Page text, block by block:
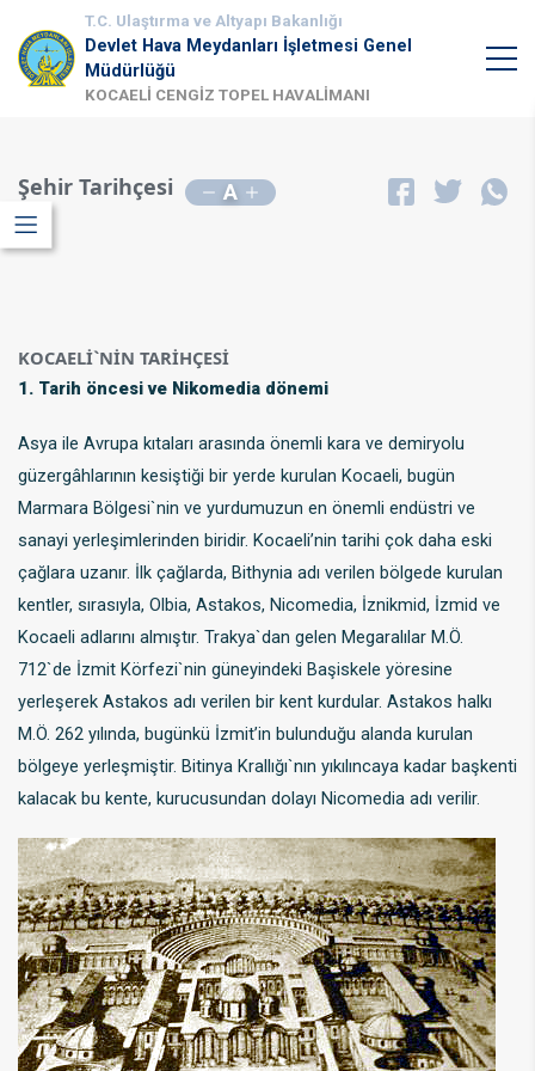
T.C. Ulaştırma ve Altyapı Bakanlığı
Devlet Hava Meydanları İşletmesi Genel
Müdürlüğü
KOCAELİ CENGİZ TOPEL HAVALİMANI
Şehir Tarihçesi A
KOCAELİ`NİN TARİHÇESİ
1. Tarih öncesi ve Nikomedia dönemi
Asya ile Avrupa kıtaları arasında önemli kara ve demiryolu
güzergâhlarının kesiştiği bir yerde kurulan Kocaeli, bugün
Marmara Bölgesi`nin ve yurdumuzun en önemli endüstri ve
sanayi yerleşimlerinden biridir. Kocaeli’nin tarihi çok daha eski
çağlara uzanır. İlk çağlarda, Bithynia adı verilen bölgede kurulan
kentler, sırasıyla, Olbia, Astakos, Nicomedia, İznikmid, İzmid ve
Kocaeli adlarını almıştır. Trakya`dan gelen Megaralılar M.Ö.
712`de İzmit Körfezi`nin güneyindeki Başiskele yöresine
yerleşerek Astakos adı verilen bir kent kurdular. Astakos halkı
M.Ö. 262 yılında, bugünkü İzmit’in bulunduğu alanda kurulan
bölgeye yerleşmiştir. Bitinya Krallığı`nın yıkılıncaya kadar başkenti
kalacak bu kente, kurucusundan dolayı Nicomedia adı verilir.